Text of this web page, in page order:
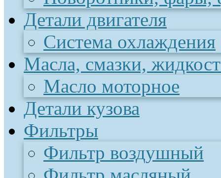
Детали двигателя
Система охлаждения
Масла, смазки,
Масло моторное
Детали кузова
Фильтры
Фильтр воздушный